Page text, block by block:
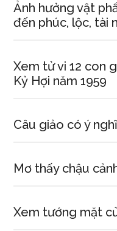
Ảnh hưởng vật
đến phúc, lộc, tài
Xem tử vi 12 con
Kỷ Hợi năm 1959
Câu giảo có ý
Mơ thấy chậu
Xem tướng mặt